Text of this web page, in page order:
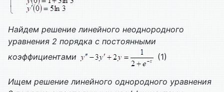
Найдем решение линейного неоднородного
уравнения 2 порядка с постоянными
коэффициентами
(1)
Ищем решение линейного однородного уравнения